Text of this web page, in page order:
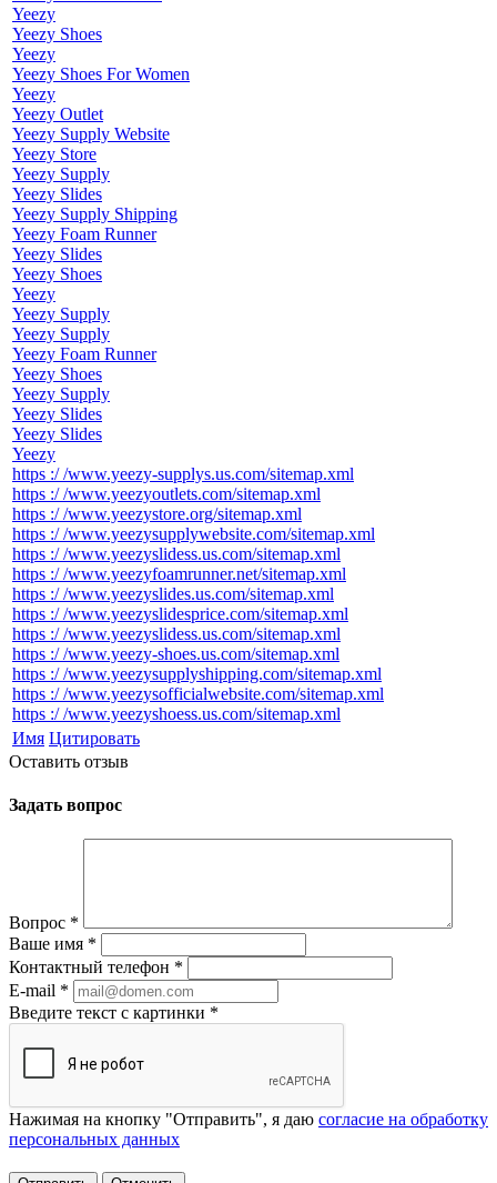
Yeezy
Yeezy Shoes
Yeezy
Yeezy Shoes For Women
Yeezy
Yeezy Outlet
Yeezy Supply Website
Yeezy Store
Yeezy Supply
Yeezy Slides
Yeezy Supply Shipping
Yeezy Foam Runner
Yeezy Slides
Yeezy Shoes
Yeezy
Yeezy Supply
Yeezy Supply
Yeezy Foam Runner
Yeezy Shoes
Yeezy Supply
Yeezy Slides
Yeezy Slides
Yeezy
https :/ /www.yeezy-supplys.us.com/sitemap.xml
https :/ /www.yeezyoutlets.com/sitemap.xml
https :/ /www.yeezystore.org/sitemap.xml
https :/ /www.yeezysupplywebsite.com/sitemap.xml
https :/ /www.yeezyslidess.us.com/sitemap.xml
https :/ /www.yeezyfoamrunner.net/sitemap.xml
https :/ /www.yeezyslides.us.com/sitemap.xml
https :/ /www.yeezyslidesprice.com/sitemap.xml
https :/ /www.yeezyslidess.us.com/sitemap.xml
https :/ /www.yeezy-shoes.us.com/sitemap.xml
https :/ /www.yeezysupplyshipping.com/sitemap.xml
https :/ /www.yeezysofficialwebsite.com/sitemap.xml
https :/ /www.yeezyshoess.us.com/sitemap.xml
Имя Цитировать
Оставить отзыв
Задать вопрос
Вопрос *
Ваше имя *
Контактный телефон *
E-mail *
Введите текст с картинки *
Нажимая на кнопку "Отправить", я даю согласие на обработку
персональных данных